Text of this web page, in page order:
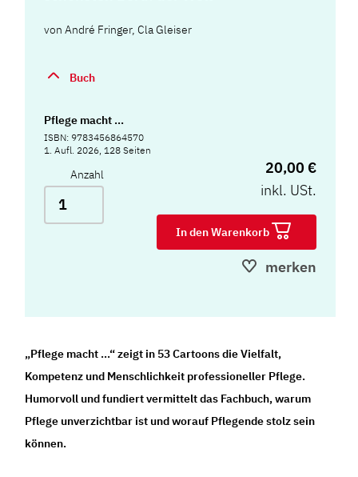
vonAndré Fringer,Cla Gleiser
Buch
Pflege macht ...
ISBN: 9783456864570
1. Aufl. 2026, 128 Seiten
Anzahl
20,00 €
inkl. USt.
In den Warenkorb
merken
„Pflege macht …“ zeigt in 53 Cartoons die Vielfalt,
Kompetenz und Menschlichkeit professioneller Pflege.
Humorvoll und fundiert vermittelt das Fachbuch, warum
Pflege unverzichtbar ist und worauf Pflegende stolz sein
können.